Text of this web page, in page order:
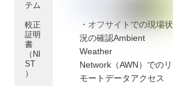
テム
較正
証明
書
（NI
ST
）
・オフサイトでの現場状
況の確認Ambient
Weather
Network（AWN）でのリ
モートデータアクセス